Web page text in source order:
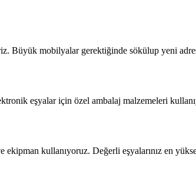
Büyük mobilyalar gerektiğinde sökülup yeni
eşyalar için özel ambalaj malzemeleri
kullanıyoruz. Değerli eşyalarınız en